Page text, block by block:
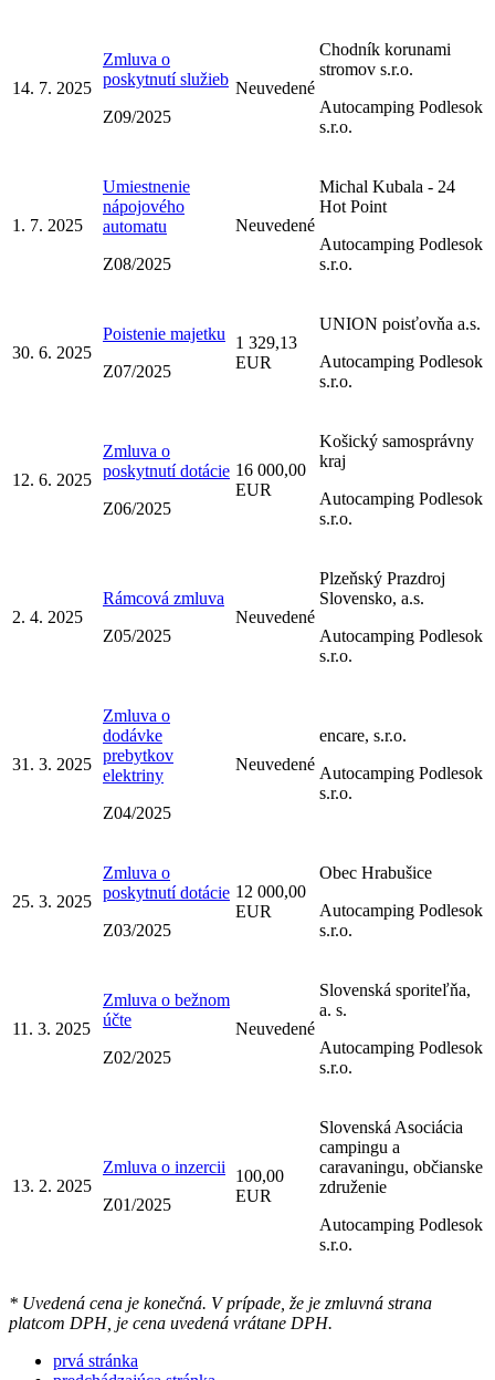
14. 7. 2025
Zmluva o
poskytnutí služieb
Z09/2025
Neuvedené
Chodník korunami
stromov s.r.o.
Autocamping Podlesok
s.r.o.
1. 7. 2025
Umiestnenie
nápojového
automatu
Z08/2025
Neuvedené
Michal Kubala - 24
Hot Point
Autocamping Podlesok
s.r.o.
30. 6. 2025
Poistenie majetku
Z07/2025
1 329,13
EUR
UNION poisťovňa a.s.
Autocamping Podlesok
s.r.o.
12. 6. 2025
Zmluva o
poskytnutí dotácie
Z06/2025
16 000,00
EUR
Košický samosprávny
kraj
Autocamping Podlesok
s.r.o.
2. 4. 2025
Rámcová zmluva
Z05/2025
Neuvedené
Plzeňský Prazdroj
Slovensko, a.s.
Autocamping Podlesok
s.r.o.
31. 3. 2025
Zmluva o
dodávke
prebytkov
elektriny
Z04/2025
Neuvedené
encare, s.r.o.
Autocamping Podlesok
s.r.o.
25. 3. 2025
Zmluva o
poskytnutí dotácie
Z03/2025
12 000,00
EUR
Obec Hrabušice
Autocamping Podlesok
s.r.o.
11. 3. 2025
Zmluva o bežnom
účte
Z02/2025
Neuvedené
Slovenská sporiteľňa,
a. s.
Autocamping Podlesok
s.r.o.
13. 2. 2025
Zmluva o inzercii
Z01/2025
100,00
EUR
Slovenská Asociácia
campingu a
caravaningu, občianske
združenie
Autocamping Podlesok
s.r.o.
* Uvedená cena je konečná. V prípade, že je zmluvná strana
platcom DPH, je cena uvedená vrátane DPH.
prvá stránka